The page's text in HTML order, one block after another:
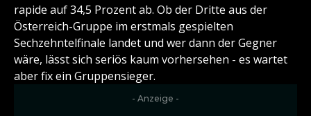
rapide auf 34,5 Prozent ab. Ob der Dritte aus der
Österreich-Gruppe im erstmals gespielten
Sechzehntelfinale landet und wer dann der Gegner
wäre, lässt sich seriös kaum vorhersehen - es wartet
aber fix ein Gruppensieger.
- Anzeige -